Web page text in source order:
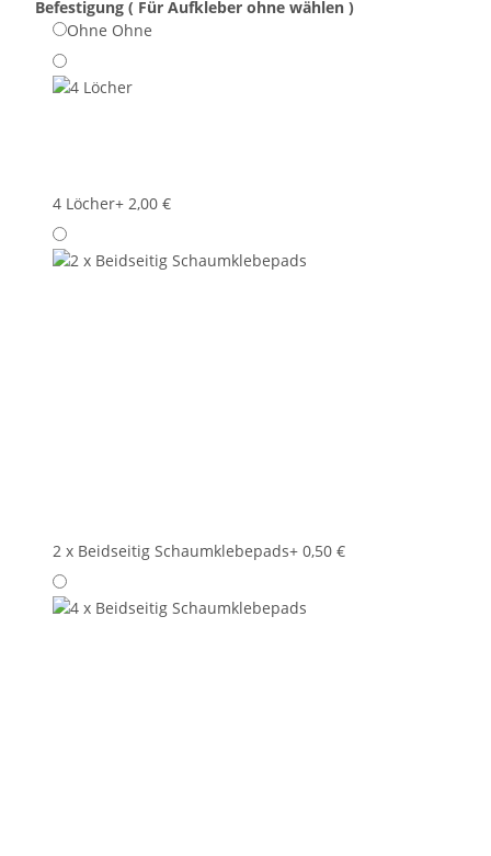
Befestigung ( Für Aufkleber ohne wählen )
Ohne Ohne
4 Löcher+ 2,00 €
2 x Beidseitig Schaumklebepads+ 0,50 €